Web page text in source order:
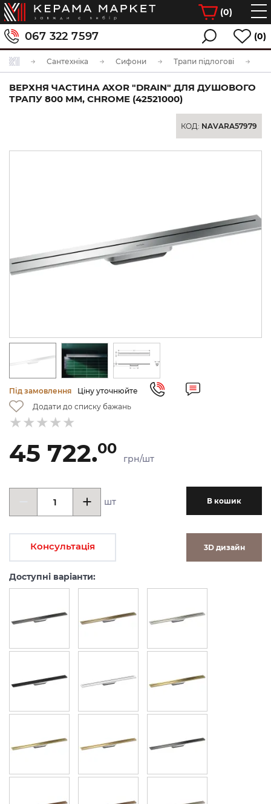
(0)
067 322 7597 (0)
Сантехніка Сифони Трапи підлогові
ВЕРХНЯ ЧАСТИНА AXOR "DRAIN" ДЛЯ ДУШОВОГО
ТРАПУ 800 ММ, CHROME (42521000)
КОД: NAVARA57979
Під замовлення
Ціну уточнюйте
Додати до списку бажань
45 722.00
грн/шт
шт В кошик
Консультація 3D дизайн
Доступні варіанти: